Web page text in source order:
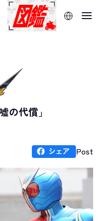
いま
ザの翻
の代償」
Post